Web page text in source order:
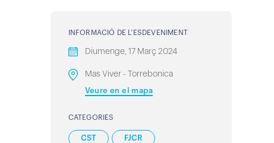
INFORMACIÓ DE L’ESDEVENIMENT
Diumenge, 17 Març 2024
Mas Viver - Torrebonica
Veure en el mapa
CATEGORIES
CST FJCR